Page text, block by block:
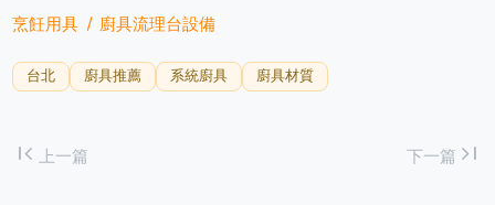
烹飪用具 廚具流理台設備
台北 廚具推薦 系統廚具 廚具材質
first_page 上一篇 下一篇 last_page